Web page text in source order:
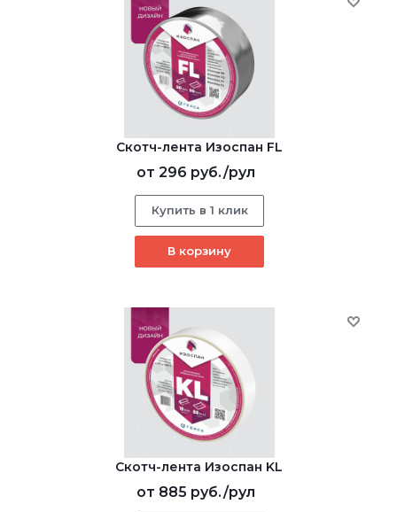
Скотч-лента Изоспан FL
от 296 руб./рул
Купить в 1 клик
В корзину
Скотч-лента Изоспан KL
от 885 руб./рул